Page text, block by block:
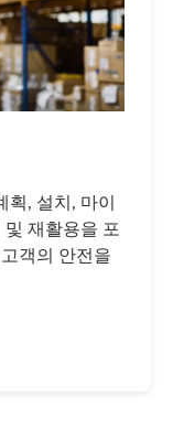
, 설치, 마이
재활용을 포
객의 안전을